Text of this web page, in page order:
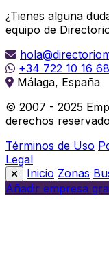
¿Tienes alguna
equipo de
+34 722 10 16 68
Málaga, España
© 2007 - 2025
derechos
Términos de Uso
Legal
Inicio Zonas
Añadir empresa